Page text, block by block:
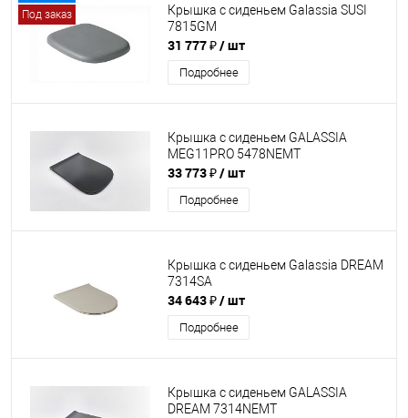
Под заказ
Крышка с сиденьем Galassia SUSI
7815GM
31 777 ₽/ шт
Подробнее
Крышка с сиденьем GALASSIA
MEG11PRO 5478NEMT
33 773 ₽/ шт
Подробнее
Крышка с сиденьем Galassia DREAM
7314SA
34 643 ₽/ шт
Подробнее
Крышка с сиденьем GALASSIA
DREAM 7314NEMT